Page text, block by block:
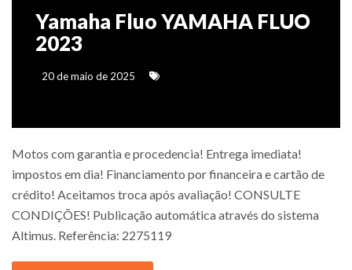
Yamaha Fluo YAMAHA FLUO
2023
20 de maio de 2025
Motos com garantia e procedencia! Entrega imediata!
impostos em dia! Financiamento por financeira e cartão de
crédito! Aceitamos troca após avaliação! CONSULTE
CONDIÇÕES! Publicação automática através do sistema
Altimus. Referência: 2275119